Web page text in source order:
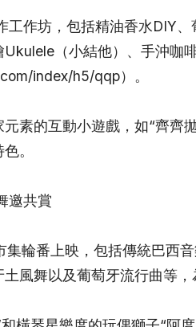
作坊，包括精油香水DIY
（小結他）、手沖咖
index/h5/qqp）。
素的互動小遊戲，如“齊齊
。
邀共賞
輪番上映，包括傳統巴西
風舞以及葡萄牙流行曲等，